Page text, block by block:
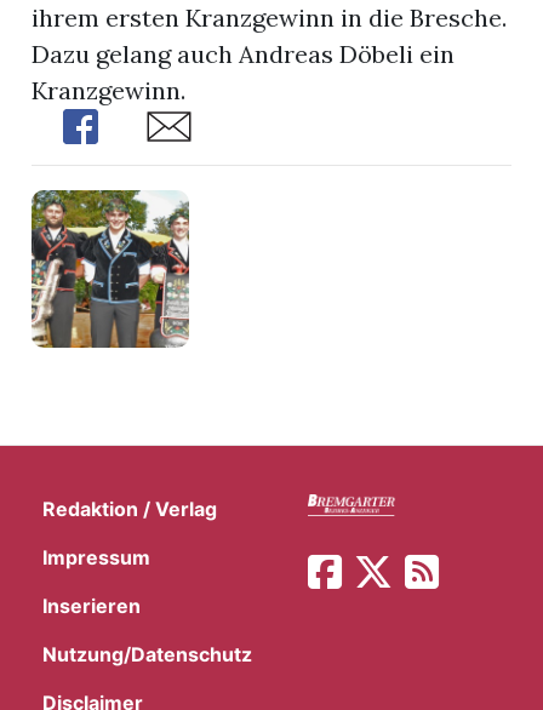
ihrem ersten Kranzgewinn in die Bresche.
Dazu gelang auch Andreas Döbeli ein
Kranzgewinn.
Share
Share
Redaktion / Verlag
Impressum
Inserieren
Nutzung/Datenschutz
Disclaimer